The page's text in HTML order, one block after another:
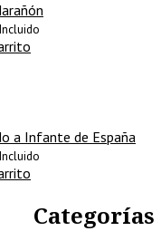
a Infante de España
Categorías